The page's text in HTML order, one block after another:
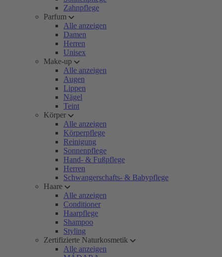
Zahnpflege
Parfum
Alle anzeigen
Damen
Herren
Unisex
Make-up
Alle anzeigen
Augen
Lippen
Nägel
Teint
Körper
Alle anzeigen
Körperpflege
Reinigung
Sonnenpflege
Hand- & Fußpflege
Herren
Schwangerschafts- & Babypflege
Haare
Alle anzeigen
Conditioner
Haarpflege
Shampoo
Styling
Zertifizierte Naturkosmetik
Alle anzeigen